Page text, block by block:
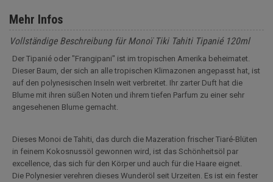
Mehr Infos
Vollständige Beschreibung für Monoï Tiki Tahiti Tipanié 120ml
Der Tipanié oder "Frangipani" ist im tropischen Amerika beheimatet.
Dieser Baum, der sich an alle tropischen Klimazonen angepasst hat, ist
auf den polynesischen Inseln weit verbreitet. Ihr zarter Duft hat die
Blume mit ihren süßen Noten und ihrem tiefen Parfum zu einer sehr
angesehenen Blume gemacht.
Dieses Monoi de Tahiti, das durch die Mazeration frischer Tiaré-Blüten
in feinem Kokosnussöl gewonnen wird, ist das Schönheitsöl par
excellence, das sich für den Körper und auch für die Haare eignet.
Die Polynesier verehren dieses Wunderöl seit Urzeiten. Es ist ein fester